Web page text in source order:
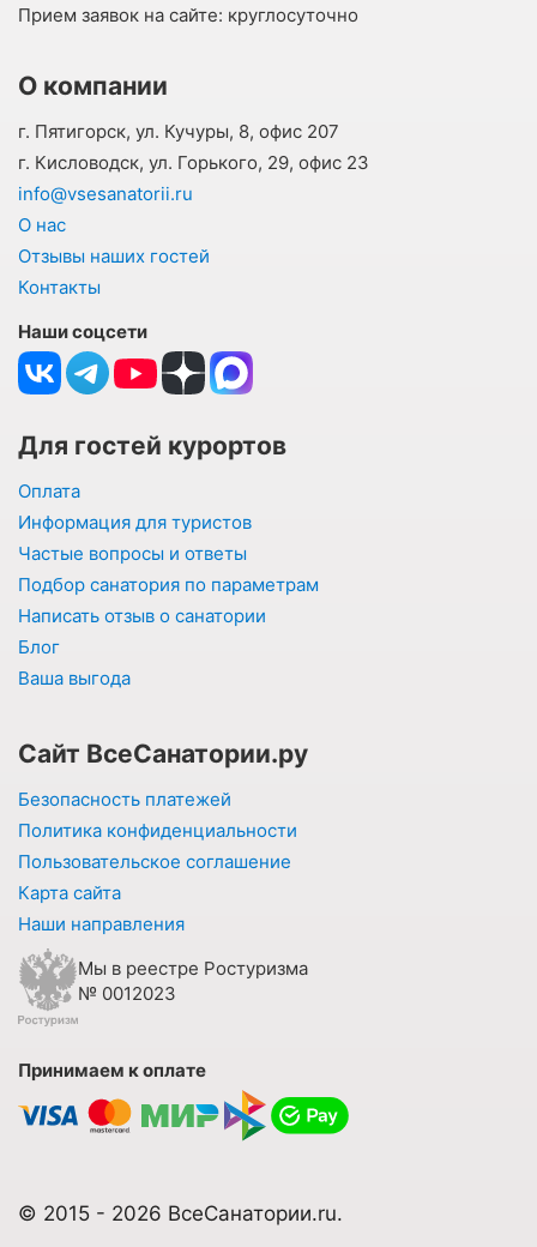
Прием заявок на сайте: круглосуточно
О компании
г. Пятигорск, ул. Кучуры, 8, офис 207
г. Кисловодск, ул. Горького, 29, офис 23
info@vsesanatorii.ru
О нас
Отзывы наших гостей
Контакты
Наши соцсети
Для гостей курортов
Оплата
Информация для туристов
Частые вопросы и ответы
Подбор санатория по параметрам
Написать отзыв о санатории
Блог
Ваша выгода
Сайт ВсеСанатории.ру
Безопасность платежей
Политика конфиденциальности
Пользовательское соглашение
Карта сайта
Наши направления
Мы в реестре Ростуризма
№ 0012023
Принимаем к оплате
© 2015 - 2026 ВсеСанатории.ru.